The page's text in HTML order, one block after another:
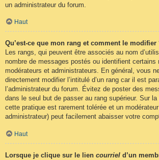
un administrateur du forum.
Haut
Qu’est-ce que mon rang et comment le modifier
Les rangs, qui peuvent être associés au nom
nombre de messages postés ou identifient certains
modérateurs et administrateurs. En général, vous
directement modifier l’intitulé d’un rang car il est
l’administrateur du forum. Évitez de poster des
dans le seul but de passer au rang supérieur. Sur
cette pratique est rarement tolérée et un
administrateur) peut facilement abaisser votre
Haut
Lorsque je clique sur le lien courriel d’un